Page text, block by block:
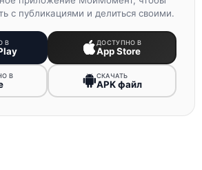
с публикациями и делиться своими.
В ДОСТУПНО В
App Store
В СКАЧАТЬ
APK файл